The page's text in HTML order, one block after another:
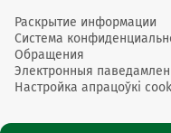
Раскрытие информации
Система
Обращения
Электронныя
Настройка апрацоўкі